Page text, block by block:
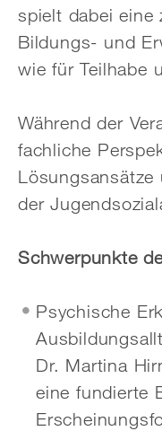
spielt dabei eine
Bildungs- und
wie für Teilhabe
Während der
fachliche
Lösungsansätze
der
Schwerpunkte
Psychische
Dr. Martina
eine fundierte